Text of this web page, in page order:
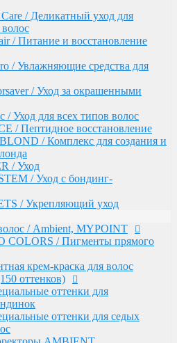
/ Средства для
волос
/ COLOR OXYCREAM
для волос тон в тон MYPOINT
для окрашивания волос гель-
/ Краска для бровей и ресниц
программа
укладка волос
/ Процедуры ухода за волосами
/ Для ухода за сухими и
/ Для тонких волос
/ Ухода за длинными волосами
/ Для восстановления
/ Для нейтрализации
на светлых волосах
/ Для экспресс-ухода и
волос
/ Для окрашенных волос
/ Технический ассортимент
ухода для светлых волос
/ Для поврежденных волос
/ Деликатный уход для
/ Питание и восстановление
/ Увлажняющие средства для
/ Уход за окрашенными
/ Уход для всех типов волос
/ Пептидное восстановление
/ Комплекс для создания и
/ Уход
/ Уход с бондинг-
/ Укрепляющий уход
/ Ambient, MYPOINT
COLORS / Пигменты прямого
крем-краска для волос
оттенков)
оттенки для
оттенки для седых